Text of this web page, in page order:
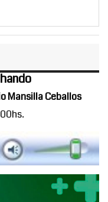
Mansilla Ceballos